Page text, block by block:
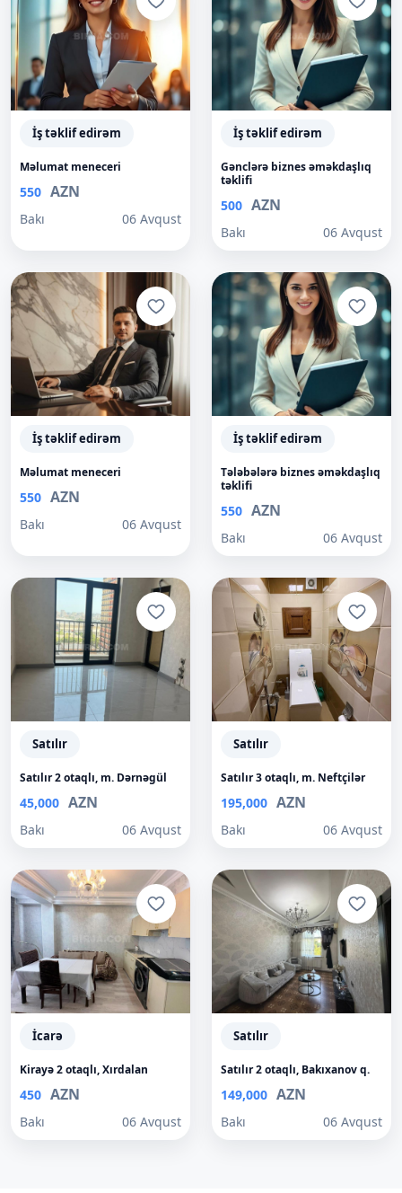
İş təklif edirəm
Məlumat meneceri
550 AZN
Bakı 06 Avqust
İş təklif edirəm
Gənclərə biznes əməkdaşlıq
təklifi
500 AZN
Bakı 06 Avqust
İş təklif edirəm
Məlumat meneceri
550 AZN
Bakı 06 Avqust
İş təklif edirəm
Tələbələrə biznes əməkdaşlıq
təklifi
550 AZN
Bakı 06 Avqust
Satılır
Satılır 2 otaqlı, m. Dərnəgül
45,000 AZN
Bakı 06 Avqust
Satılır
Satılır 3 otaqlı, m. Neftçilər
195,000 AZN
Bakı 06 Avqust
İcarə
Kirayə 2 otaqlı, Xırdalan
450 AZN
Bakı 06 Avqust
Satılır
Satılır 2 otaqlı, Bakıxanov q.
149,000 AZN
Bakı 06 Avqust